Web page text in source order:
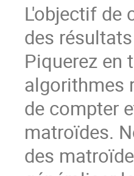
L'objectif de
des
Piquerez en
algorithmes
de compter
matroïdes.
des